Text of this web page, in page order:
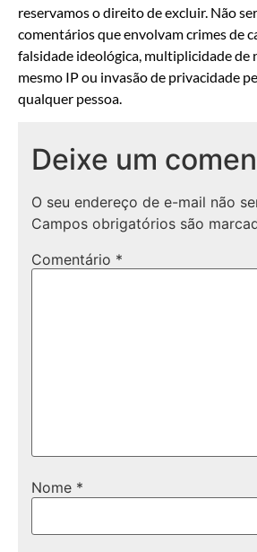
reservamos o direito de excluir. Não
comentários que envolvam crimes de
falsidade ideológica, multiplicidade de
mesmo IP ou invasão de privacidade
qualquer pessoa.
Deixe um
O seu endereço de e-mail não
Campos obrigatórios são
Comentário *
Nome *